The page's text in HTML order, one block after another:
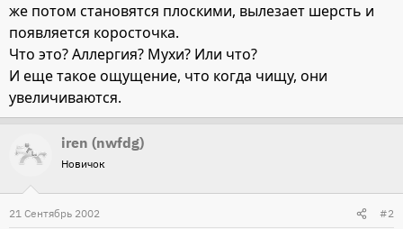
же потом становятся плоскими, вылезает шерсть и
появляется коросточка.
Что это? Аллергия? Мухи? Или что?
И еще такое ощущение, что когда чищу, они
увеличиваются.
iren (nwfdg)
Новичок
21 Сентябрь 2002 #2